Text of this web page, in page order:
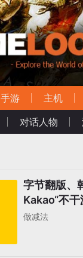
手游 主机
对话人物
字节翻版、
Kakao“不
Kakao
做减法